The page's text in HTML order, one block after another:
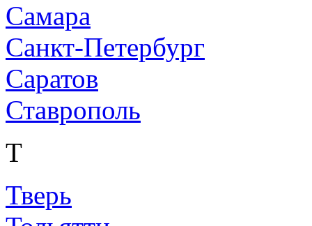
Самара
Санкт-Петербург
Саратов
Ставрополь
Т
Тверь